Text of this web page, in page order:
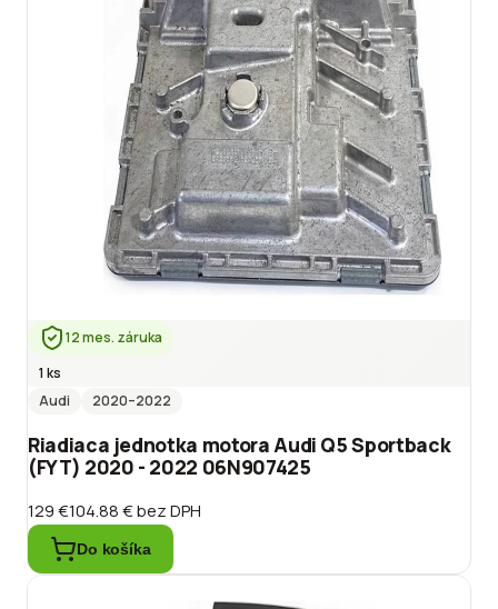
12 mes. záruka
1 ks
Audi
2020–2022
Riadiaca jednotka motora Audi Q5 Sportback
(FYT) 2020 - 2022 06N907425
129 €104.88 €bez DPH
Do košíka